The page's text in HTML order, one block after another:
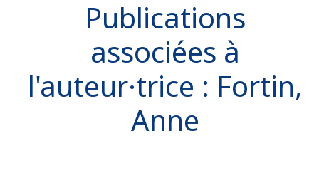
Publications
associées à
l'auteur·trice : Fortin,
Anne